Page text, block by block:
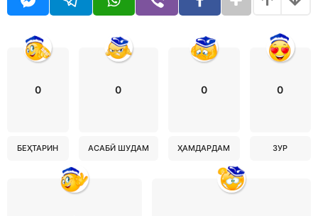
0
БЕҲТАРИН
0
АСАБӢ ШУДАМ
0
ҲАМДАРДАМ
0
ЗУР